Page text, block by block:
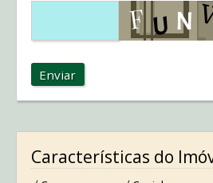
Enviar
Características do